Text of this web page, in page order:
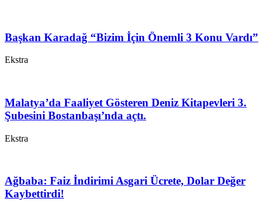
Başkan Karadağ “Bizim İçin Önemli 3 Konu Vardı”
Ekstra
Malatya’da Faaliyet Gösteren Deniz Kitapevleri 3.
Şubesini Bostanbaşı’nda açtı.
Ekstra
Ağbaba: Faiz İndirimi Asgari Ücrete, Dolar Değer
Kaybettirdi!